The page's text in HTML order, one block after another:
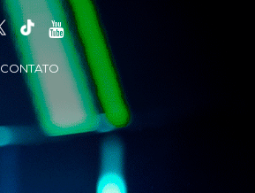
CONTATO